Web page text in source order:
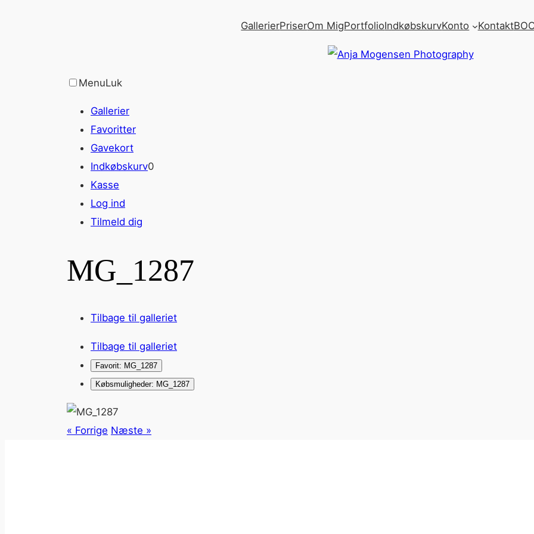
GallerierPriserOm MigPortfolioIndkøbskurvKonto Kontakt
MenuLuk
Gallerier
Favoritter
Gavekort
Indkøbskurv0
Kasse
Log ind
Tilmeld dig
MG_1287
Tilbage til galleriet
Tilbage til galleriet
Favorit: MG_1287
Købsmuligheder: MG_1287
« Forrige Næste »